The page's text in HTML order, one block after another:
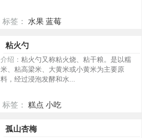
标签： 水果 蓝莓
粘火勺
介绍： 粘火勺又称粘火烧、粘干粮。是以糯
米、粘高梁米、大黄米或小黄米为主要原
料，经过浸泡发酵和水...
标签： 糕点 小吃
孤山杏梅